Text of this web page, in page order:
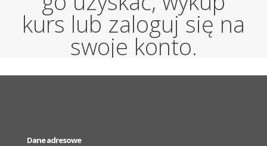
kurs lub zaloguj się na
swoje konto.
Dane adresowe